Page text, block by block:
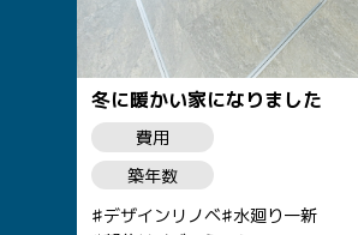
冬に暖かい家になりました
費用
築年数
デザインリノベ 水廻り一新